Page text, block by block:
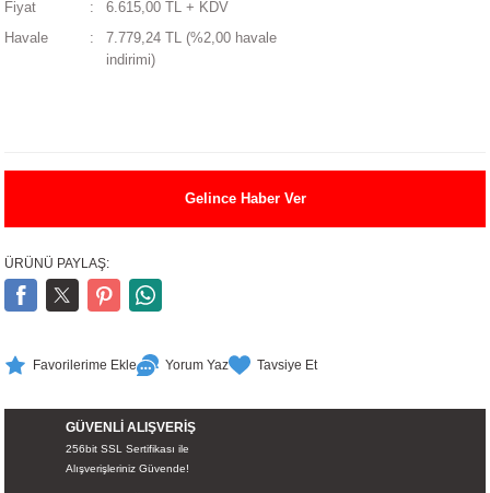
Fiyat
6.615,00 TL + KDV
Havale
7.779,24 TL (%2,00 havale
indirimi)
Gelince Haber Ver
ÜRÜNÜ PAYLAŞ:
Yorum Yaz Tavsiye Et
GÜVENLİ ALIŞVERİŞ
256bit SSL Sertifikası ile
Alışverişleriniz Güvende!